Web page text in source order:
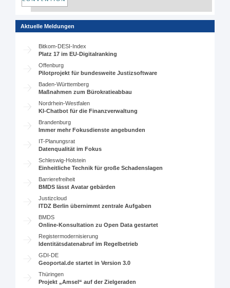
Aktuelle Meldungen
Bitkom-DESI-Index
Platz 17 im EU-Digitalranking
Offenburg
Pilotprojekt für bundesweite Justizsoftware
Baden-Württemberg
Maßnahmen zum Bürokratieabbau
Nordrhein-Westfalen
KI-Chatbot für die Finanzverwaltung
Brandenburg
Immer mehr Fokusdienste angebunden
IT-Planungsrat
Datenqualität im Fokus
Schleswig-Holstein
Einheitliche Technik für große Schadenslagen
Barrierefreiheit
BMDS lässt Avatar gebärden
Justizcloud
ITDZ Berlin übernimmt zentrale Aufgaben
BMDS
Online-Konsultation zu Open Data gestartet
Registermodernisierung
Identitätsdatenabruf im Regelbetrieb
GDI-DE
Geoportal.de startet in Version 3.0
Thüringen
Projekt „Amsel“ auf der Zielgeraden